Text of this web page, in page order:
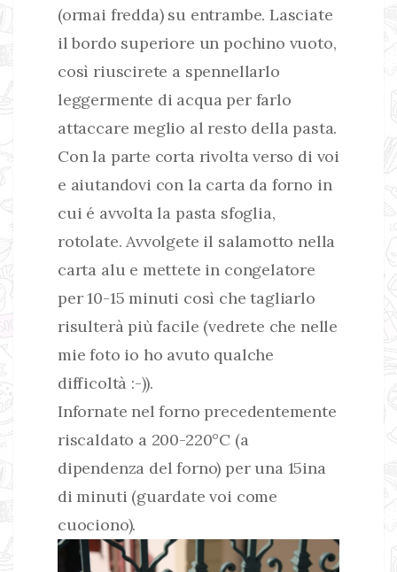
(ormai fredda) su entrambe. Lasciate
il bordo superiore un pochino vuoto,
così riuscirete a spennellarlo
leggermente di acqua per farlo
attaccare meglio al resto della pasta.
Con la parte corta rivolta verso di voi
e aiutandovi con la carta da forno in
cui é avvolta la pasta sfoglia,
rotolate. Avvolgete il salamotto nella
carta alu e mettete in congelatore
per 10-15 minuti così che tagliarlo
risulterà più facile (vedrete che nelle
mie foto io ho avuto qualche
difficoltà :-)).
Infornate nel forno precedentemente
riscaldato a 200-220°C (a
dipendenza del forno) per una 15ina
di minuti (guardate voi come
cuociono).